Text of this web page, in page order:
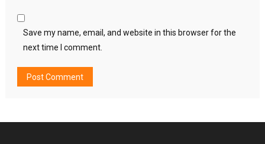
Save my name, email, and website in this browser for the
next time I comment.